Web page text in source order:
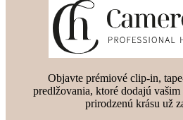
Objavte prémiové clip-in,
predlžovania, ktoré dodajú
prirodzenú krásu už